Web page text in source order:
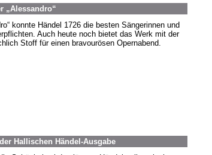
„Alessandro“
konnte Händel 1726 die besten Sängerinnen und
Auch heute noch bietet das Werk mit der
Stoff für einen bravourösen Opernabend.
Hallischen Händel-Ausgabe